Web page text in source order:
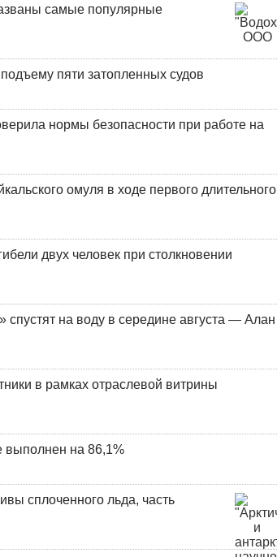
самые популярные
пяти затопленных судов
нормы безопасности при работе на
омуля в ходе первого длительного
двух человек при столкновении
спустят на воду в середине августа — Алан
в рамках отраслевой витрины
выполнен на 86,1%
сплоченного льда, часть